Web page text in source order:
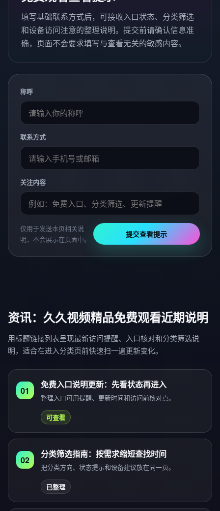
填写基础联系方式后，可接收入口状态、分类筛选
和设备访问注意的整理说明。提交前请确认信息准
确，页面不会要求填写与查看无关的敏感内容。
称呼
联系方式
关注内容
仅用于发送本页相关说
明，不会展示在页面中。
提交查看提示
资讯：久久视频精品免费观看近期说明
用标题链接列表呈现最新访问提醒、入口核对和分类筛选说
明，适合在进入分类页前快速扫一遍更新变化。
01
免费入口说明更新：先看状态再进入
整理入口可用提醒、更新时间和访问前核对点。
可查看
02
分类筛选指南：按需求缩短查找时间
把分类方向、状态提示和设备建议放在同一页。
已整理